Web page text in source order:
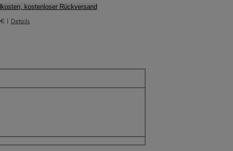
kostenloser Rückversand
| Details